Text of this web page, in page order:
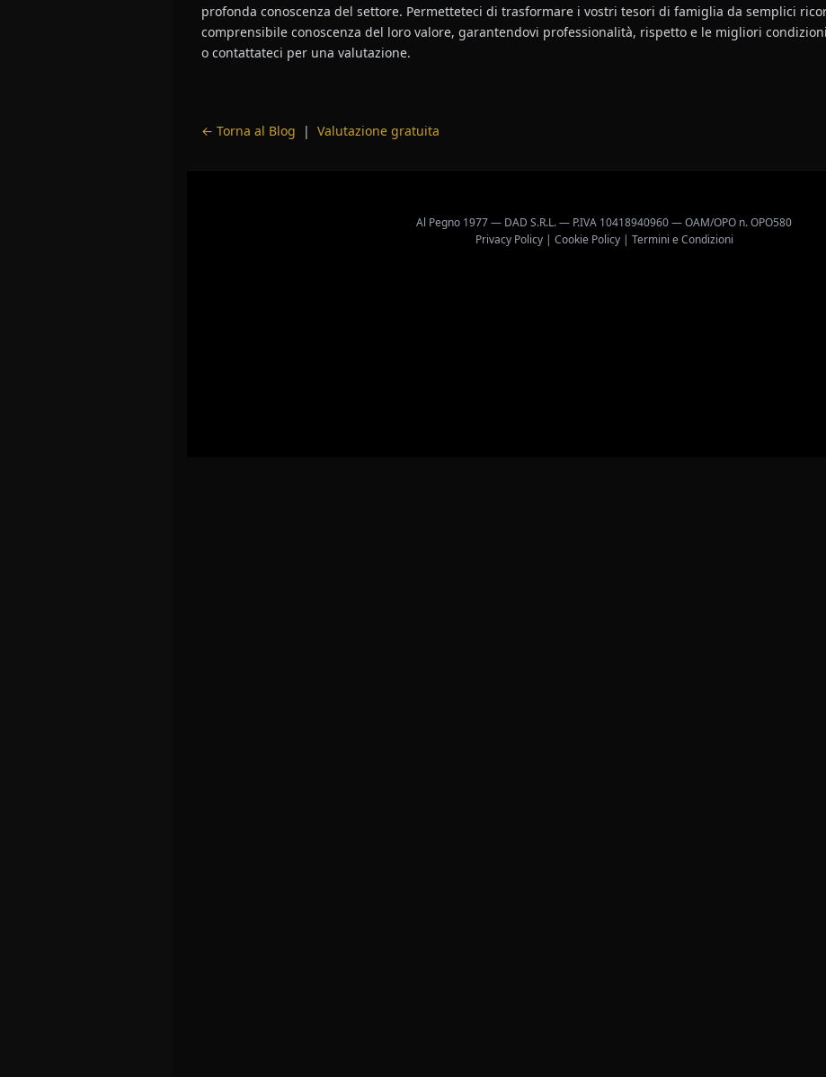
profonda conoscenza del settore. Permetteteci di trasformare i vostri tesori di famiglia da semplici
comprensibile conoscenza del loro valore, garantendovi professionalità, rispetto e le migliori
o contattateci per una valutazione.
← Torna al Blog | Valutazione gratuita
Al Pegno 1977 — DAD S.R.L. — P.IVA 10418940960 — OAM/OPO n. OPO580
Privacy Policy| Cookie Policy| Termini e Condizioni